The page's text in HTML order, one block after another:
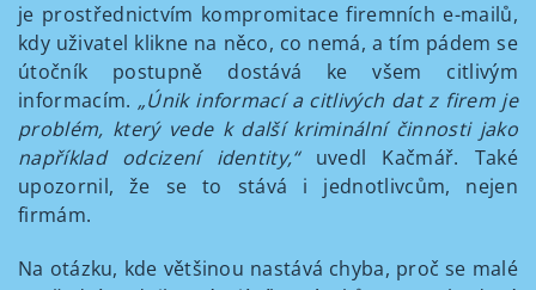
je prostřednictvím kompromitace firemních e-mailů,
kdy uživatel klikne na něco, co nemá, a tím pádem se
útočník postupně dostává ke všem citlivým
informacím. „Únik informací a citlivých dat z firem je
problém, který vede k další kriminální činnosti jako
například odcizení identity,“uvedl Kačmář. Také
upozornil, že se to stává i jednotlivcům, nejen
firmám.
Na otázku, kde většinou nastává chyba, proč se malé